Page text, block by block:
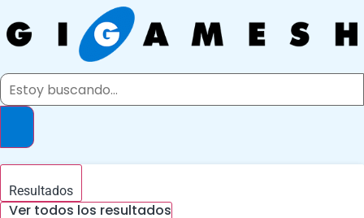
al
contenido
Search
Resultados
Ver todos los resultados